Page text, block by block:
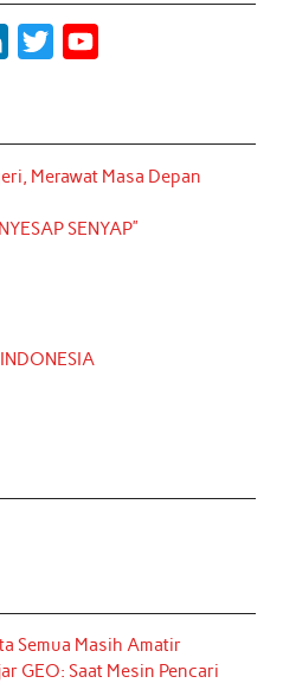
k
e
d
t
t
e
T
u
b
Merawat Masa Depan
SENYAP”
Semua Masih Amatir
GEO: Saat Mesin Pencari